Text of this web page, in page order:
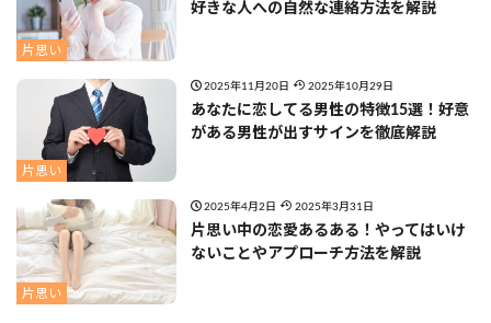
片思い
好きな人への自然な連絡方法を解説
片思い
2025年11月20日 2025年10月29日
あなたに恋してる男性の特徴15選！好意
がある男性が出すサインを徹底解説
片思い
2025年4月2日 2025年3月31日
片思い中の恋愛あるある！やってはいけ
ないことやアプローチ方法を解説